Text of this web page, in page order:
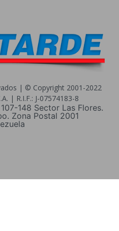
| © Copyright 2001-2022
| R.I.F.: J-07574183-8
148 Sector Las Flores.
Zona Postal 2001